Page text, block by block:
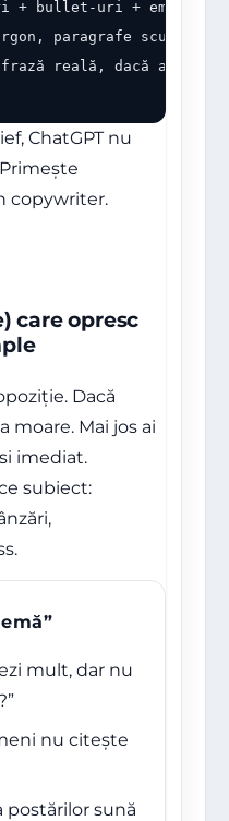
+ bullet-uri + emoji +
paragrafe scurte,
reală, dacă ai)
ChatGPT nu
copywriter.
care opresc
Dacă
moare. Mai jos ai
imediat.
subiect:
mult, dar nu
nu citește
postărilor sună